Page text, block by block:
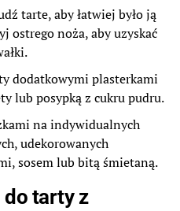
tarte, aby łatwiej było ją
ostrego noża, aby uzyskać
dodatkowymi plasterkami
lub posypką z cukru pudru.
na indywidualnych
udekorowanych
sosem lub bitą śmietaną.
do tarty z